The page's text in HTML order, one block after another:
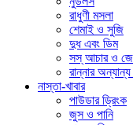
রাধুণী মসলা
শেমাই ও সুজি
দুধ এবং ডিম
সস্ আচার ও
রান্নার
নাস্তা-খাবার
পাউডার ড্রিংক
জুস ও পানি